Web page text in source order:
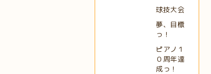
球技大会
夢、目標
っ！
ピアノ１
０周年達
成っ！